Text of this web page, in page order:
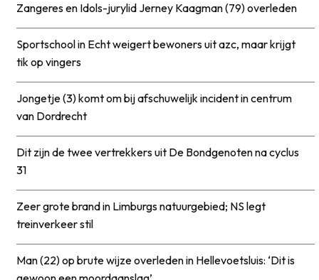
Zangeres en Idols-jurylid Jerney Kaagman (79) overleden
Sportschool in Echt weigert bewoners uit azc, maar krijgt
tik op vingers
Jongetje (3) komt om bij afschuwelijk incident in centrum
van Dordrecht
Dit zijn de twee vertrekkers uit De Bondgenoten na cyclus
31
Zeer grote brand in Limburgs natuurgebied; NS legt
treinverkeer stil
Man (22) op brute wijze overleden in Hellevoetsluis: ‘Dit is